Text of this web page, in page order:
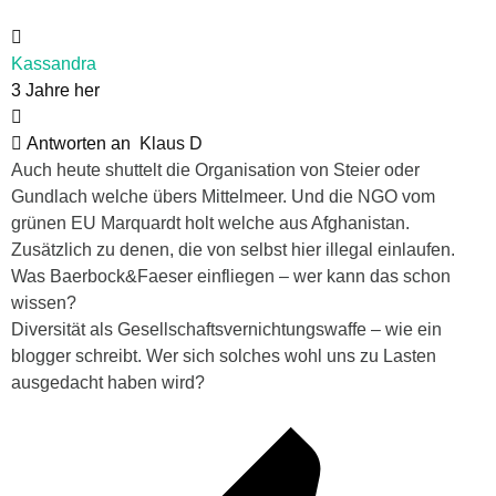
Kassandra
3 Jahre her
Antworten an
Klaus D
Auch heute shuttelt die Organisation von Steier oder
Gundlach welche übers Mittelmeer. Und die NGO vom
grünen EU Marquardt holt welche aus Afghanistan.
Zusätzlich zu denen, die von selbst hier illegal einlaufen.
Was Baerbock&Faeser einfliegen – wer kann das schon
wissen?
Diversität als Gesellschaftsvernichtungswaffe – wie ein
blogger schreibt. Wer sich solches wohl uns zu Lasten
ausgedacht haben wird?